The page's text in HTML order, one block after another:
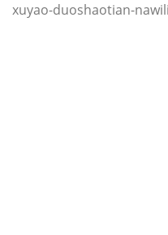
xuyao-duoshaotian-